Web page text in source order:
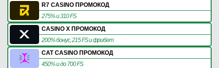
R7 CASINO ПРОМОКОД
275% и 310 FS
CASINO X ПРОМОКОД
200% бонус, 215 FS и фрибет
CAT CASINO ПРОМОКОД
450% и до 700 FS